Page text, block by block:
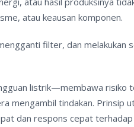
atau keausan komponen.
filter, dan melakukan
listrik—membawa risiko
mengambil tindakan. Prinsip
dan respons cepat terhadap